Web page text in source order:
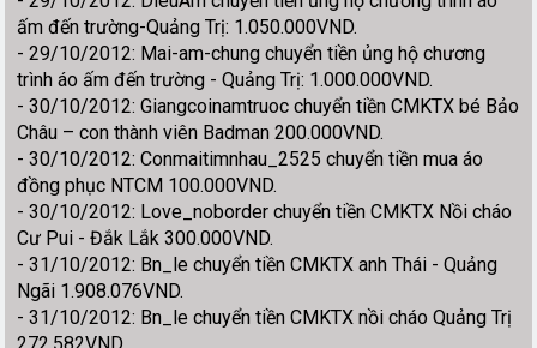
ấm đến trường-Quảng Trị: 1.050.000VND.
- 29/10/2012: Mai-am-chung chuyển tiền ủng hộ chương
trình áo ấm đến trường - Quảng Trị: 1.000.000VND.
- 30/10/2012: Giangcoinamtruoc chuyển tiền CMKTX bé Bảo
Châu – con thành viên Badman 200.000VND.
- 30/10/2012: Conmaitimnhau_2525 chuyển tiền mua áo
đồng phục NTCM 100.000VND.
- 30/10/2012: Love_noborder chuyển tiền CMKTX Nồi cháo
Cư Pui - Đắk Lắk 300.000VND.
- 31/10/2012: Bn_le chuyển tiền CMKTX anh Thái - Quảng
Ngãi 1.908.076VND.
- 31/10/2012: Bn_le chuyển tiền CMKTX nồi cháo Quảng Trị
272.582VND.